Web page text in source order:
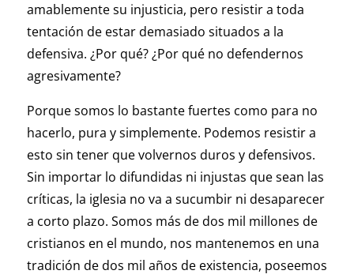
amablemente su injusticia, pero resistir a toda
tentación de estar demasiado situados a la
defensiva. ¿Por qué? ¿Por qué no defendernos
agresivamente?
Porque somos lo bastante fuertes como para no
hacerlo, pura y simplemente. Podemos resistir a
esto sin tener que volvernos duros y defensivos.
Sin importar lo difundidas ni injustas que sean las
críticas, la iglesia no va a sucumbir ni desaparecer
a corto plazo. Somos más de dos mil millones de
cristianos en el mundo, nos mantenemos en una
tradición de dos mil años de existencia, poseemos